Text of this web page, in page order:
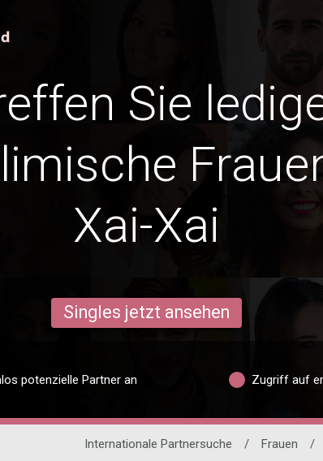
Sie
Xai-Xai
Singles jetzt ansehen
potenzielle Partner an Zugriff auf
Internationale Partnersuche / Frauen /